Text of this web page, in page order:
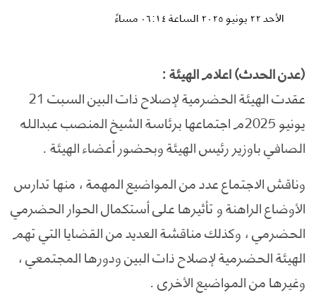
الأحد ٢٢ يونيو ٢٠٢٥ الساعة ٠٦:١٤ مساءً
(عدن الحدث) اعلام الهيئة :
عقدت الهيئة الحضرمية لإصلاح ذات البين السبت 21
يونيو 2025م اجتماعها برئاسة الشيخ المنصب عبدالله
الصافي باوزير رئيس الهيئة وبحضور أعضاء الهيئة .
وناقش الاجتماع عدد من المواضيع المهمة ، منها تدارس
الأوضاع الراهنة و تأثيرها على أستكمال الحوار الحضرمي
الحضرمي ، وكذلك مناقشة العديد من القضايا التي تهم
الهيئة الحضرمية لإصلاح ذات البين ودورها المجتمعي ،
وغيرها من المواضيع الأخرى .